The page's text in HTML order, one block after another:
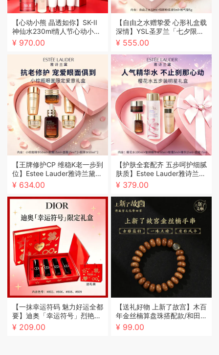
【心动小熊 晶透如你】SK-II
神仙水230ml情人节心动小熊
礼盒
¥ 970.00
【自由之水赠挚爱 心形礼盒载
深情】YSL圣罗兰「七夕限
定」自由之水50ml心动礼盒
¥ 555.00
【王牌修护CP 维稳K老一步到
位】Estee Lauder雅诗兰黛小
棕瓶护肤品套装(精华50ml
¥ 634.00
【护肤全套配齐 五步呵护细腻
肤质】Estee Lauder雅诗兰黛
樱花水五步装明星礼盒
¥ 379.00
【一抹幸运符码 魅力好运全都
要】迪奥「幸运符号」烈艳蓝
金口红礼盒1.5g*4（送礼袋）
¥ 209.00
【送礼好物 上新了故宫】木百
年金丝楠算盘珠搭配款/和田
玉圆珠/搭配和田玉多圈手串
¥ 99.00